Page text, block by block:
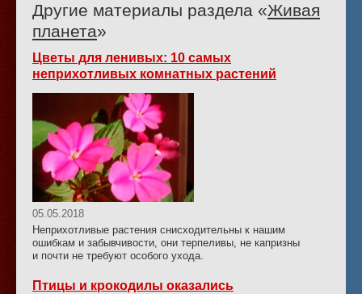
Другие материалы раздела «Живая
планета»
Цветы для ленивых: 10 самых
неприхотливых комнатных растений
05.05.2018
Неприхотливые растения снисходительны к нашим
ошибкам и забывчивости, они терпеливы, не капризны
и почти не требуют особого ухода.
Птицы и крокодилы оказались